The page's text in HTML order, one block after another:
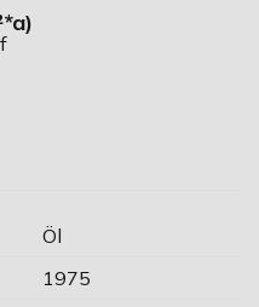
Öl
1975